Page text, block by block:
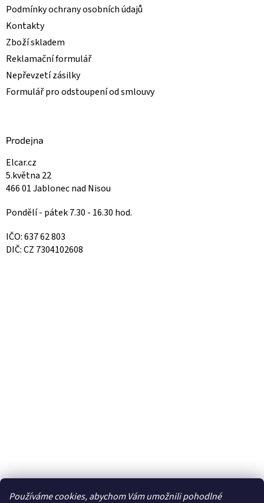
Používáme cookies, abychom Vám umožnili pohodlné
Podmínky ochrany osobních údajů
Kontakty
Zboží skladem
Reklamační formulář
Nepřevzetí zásilky
Formulář pro odstoupení od smlouvy
Prodejna
Elcar.cz
5.května 22
466 01 Jablonec nad Nisou
Pondělí - pátek 7.30 - 16.30 hod.
IČO: 637 62 803
DIČ: CZ 7304102608
Facebook